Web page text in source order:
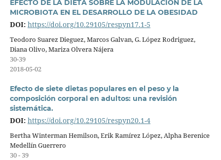
EFECTO DE LA DIETA SOBRE LA MODULACIÓN DE LA
MICROBIOTA EN EL DESARROLLO DE LA OBESIDAD
DOI: https://doi.org/10.29105/respyn17.1-5
Teodoro Suarez Dieguez, Marcos Galvan, G. López Rodriguez,
Diana Olivo, Mariza Olvera Nájera
30-39
2018-05-02
Efecto de siete dietas populares en el peso y la
composición corporal en adultos: una revisión
sistemática.
DOI: https://doi.org/10.29105/respyn20.1-4
Bertha Winterman Hemilson, Erik Ramírez López, Alpha Berenice
Medellín Guerrero
30 - 39